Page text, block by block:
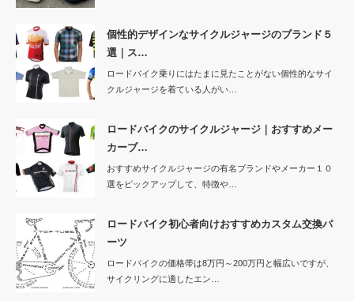
個性的デザインなサイクルジャージのブランド５
選｜ス…
ロードバイク乗りにはたまに見たことがない個性的なサイ
クルジャージを着ている人がい…
ロードバイクのサイクルジャージ｜おすすめメー
カーブ…
おすすめサイクルジャージの有名ブランドやメーカー１０
選をピックアップして、特徴や…
ロードバイク初心者向けおすすめカスタム交換パ
ーツ
ロードバイクの価格帯は8万円～200万円と幅広いですが、
サイクリングに適したエン…